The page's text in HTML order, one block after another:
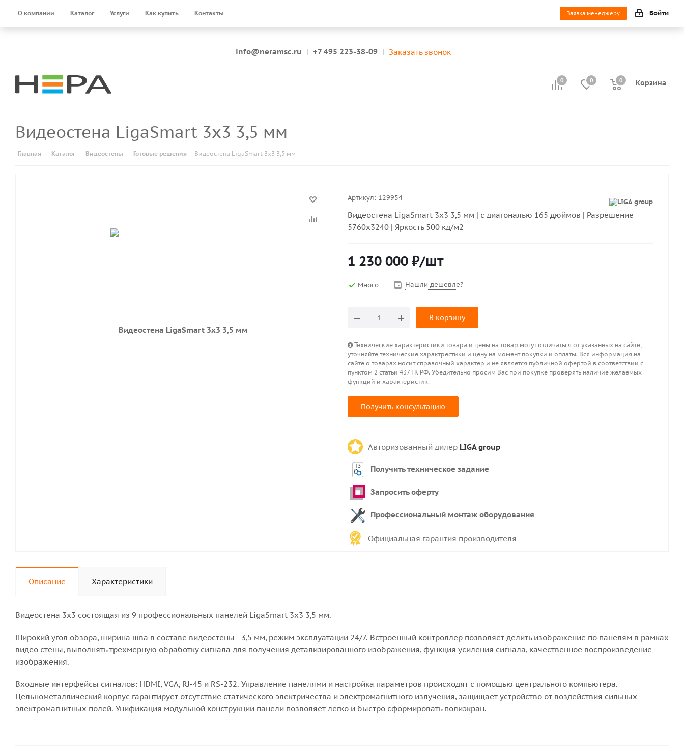
О компании Каталог Услуги Как купить Контакты Заявка менеджеру Войти
info@neramsc.ru | +7 495 223-38-09 | Заказать звонок
0 0 Корзина
0
0
Видеостена LigaSmart 3x3 3,5 мм
Главная - Каталог - Видеостены - Готовые решения - Видеостена LigaSmart 3x3 3,5 мм
Артикул: 129954
Видеостена LigaSmart 3x3 3,5 мм | с диагональю 165 дюймов | Разрешение
5760х3240 | Яркость 500 кд/м2
1 230 000 ₽/шт
Много Нашли дешевле?
В корзину
Технические характеристики товара и цены на товар могут отличаться от указанных на сайте,
уточняйте технические характрестики и цену на момент покупки и оплаты. Вся информация на
сайте о товарах носит справочный характер и не является публичной офертой в соответствии с
пунктом 2 статьи 437 ГК РФ. Убедительно просим Вас при покупке проверять наличие желаемых
функций и характеристик.
Получить консультацию
Авторизованный дилер LIGA group
Получить техническое задание
Запросить оферту
Профессиональный монтаж оборудования
Официальная гарантия производителя
Описание Характеристики
Видеостена 3х3 состоящая из 9 профессиональных панелей LigaSmart 3x3 3,5 мм.
Широкий угол обзора, ширина шва в составе видеостены - 3,5 мм, режим эксплуатации 24/7. Встроенный контроллер позволяет делить изображение по панелям в рамках
видео стены, выполнять трехмерную обработку сигнала для получения детализированного изображения, функция усиления сигнала, качественное воспроизведение
изображения.
Входные интерфейсы сигналов: HDMI, VGA, RJ-45 и RS-232. Управление панелями и настройка параметров происходят с помощью центрального компьютера.
Цельнометаллический корпус гарантирует отсутствие статического электричества и электромагнитного излучения, защищает устройство от воздействия сильных
электромагнитных полей. Унификация модульной конструкции панели позволяет легко и быстро сформировать полиэкран.